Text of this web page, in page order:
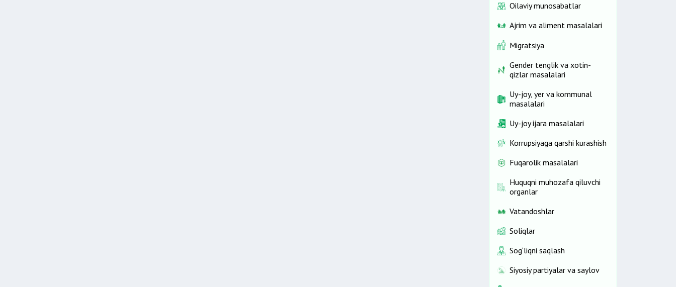
Oilaviy munosabatlar
Ajrim va aliment masalalari
Migratsiya
Gender tenglik va xotin-
qizlar masalalari
Uy-joy, yer va kommunal
masalalari
Uy-joy ijara masalalari
Korrupsiyaga qarshi kurashish
Fuqarolik masalalari
Huquqni muhozafa qiluvchi
organlar
Vatandoshlar
Soliqlar
Sog‘liqni saqlash
Siyosiy partiyalar va saylov